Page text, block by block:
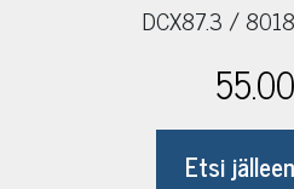
DCX87.3 /
Etsi